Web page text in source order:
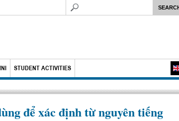
STUDENT ACTIVITIES
để xác định từ nguyên tiếng